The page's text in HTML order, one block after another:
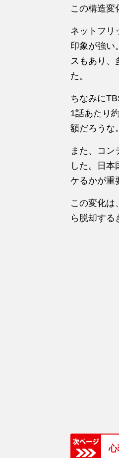
この構造変
ネットフリ
印象が強い
スもあり、
た。
ちなみに
1話あたり
額だろうな。
また、コ
した。日
ケるかが重
この変化は
ら脱却する